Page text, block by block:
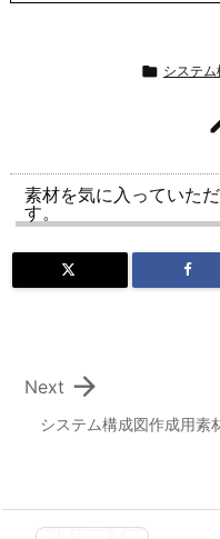
 システ
素材を気に入っていた
す。
システム構成図作成用素

Next